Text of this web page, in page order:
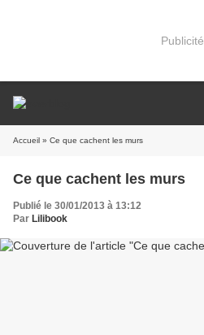
Publicité
Accueil » Ce que cachent les murs
Ce que cachent les murs
Publié le 30/01/2013 à 13:12
Par Lilibook